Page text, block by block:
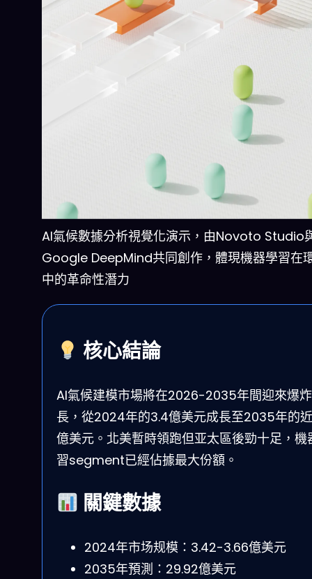
AI氣候數據分析視覺化演示，由Novoto Studio
Google DeepMind共同創作，體現機器學習在
中的革命性潛力
核心結論
AI氣候建模市場將在2026-2035年間迎來爆
長，從2024年的3.4億美元成長至2035年的
億美元。北美暫時領跑但亚太區後勁十足，機
習segment已經佔據最大份額。
關鍵數據
2024年市场规模：3.42-3.66億美元
2035年預測：29.92億美元